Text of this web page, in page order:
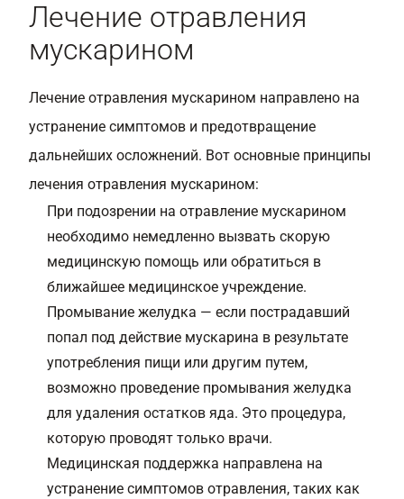
Лечение отравления
мускарином
Лечение отравления мускарином направлено на
устранение симптомов и предотвращение
дальнейших осложнений. Вот основные принципы
лечения отравления мускарином:
При подозрении на отравление мускарином
необходимо немедленно вызвать скорую
медицинскую помощь или обратиться в
ближайшее медицинское учреждение.
Промывание желудка — если пострадавший
попал под действие мускарина в результате
употребления пищи или другим путем,
возможно проведение промывания желудка
для удаления остатков яда. Это процедура,
которую проводят только врачи.
Медицинская поддержка направлена на
устранение симптомов отравления, таких как